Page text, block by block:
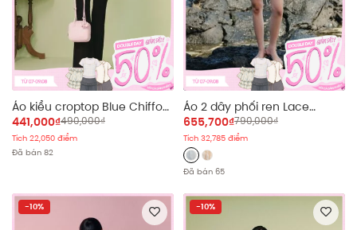
Áo kiểu croptop Blue Chiffon
Puff Crop
441,000₫490,000₫
Tích 22,050 điểm
Đã bán 82
Áo 2 dây phối ren Lace
Chiffon Cami Ruffled Top
nhiều màu
655,700₫790,000₫
Tích 32,785 điểm
Đã bán 65
-10% -10%